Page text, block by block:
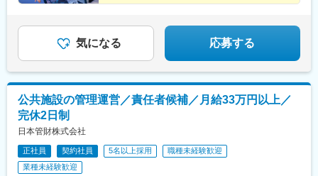
和光市駅、ふじみ野駅、本川越駅、蘇我駅、葭川公園駅、本八幡
駅(総武線)、行徳駅、松戸駅、五井駅、浦安駅(千葉県)、稲毛駅、
水戸駅、北高崎駅、近文駅、狸小路駅、青山駅(岩手県)、東照宮
駅、天童南駅、新潟駅、長岡駅、長野駅、新加納駅、常永駅、片
浜駅、愛知大学前駅、米野木駅、岡崎駅、安城駅、赤池駅(愛知
園口駅、天王寺駅前駅、京橋駅(大阪府)、千鳥橋駅、今里駅(地下
鉄)、大正駅(大阪府)、堺東駅、新金岡駅、鳳駅、下松駅(大阪府)、
豊中駅、江坂駅、高槻市駅、大日駅、守口市駅、茨木市駅、寝屋
駅、烏丸駅、桂駅、京都駅、新ノ口駅、志都美駅、三宮駅(神戸市
営)、新在家駅、西神中央駅、明石駅、西宮北口駅、高速長田駅、
気になる 応募する
公共施設の管理運営／責任者候補／月給33万円以上／
完休2日制
日本管財株式会社
正社員 契約社員 5名以上採用
職種未経験歓迎
業種未経験歓迎